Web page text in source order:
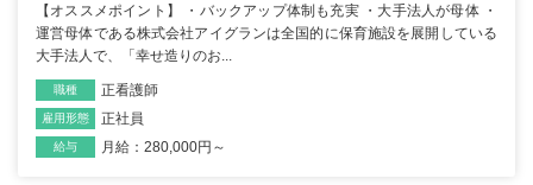
【オススメポイント】 ・バックアップ体制も充実 ・大手法人が母体 ・
運営母体である株式会社アイグランは全国的に保育施設を展開している
大手法人で、「幸せ造りのお...
職種 正看護師
雇用形態 正社員
給与 月給：280,000円～